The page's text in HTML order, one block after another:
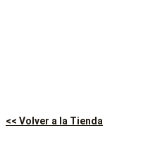
<< Volver a la Tienda